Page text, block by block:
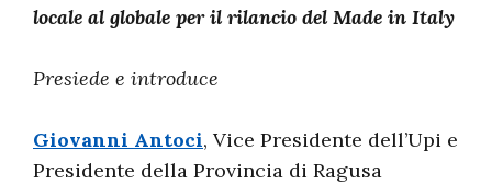
locale al globale per il rilancio del Made in Italy
Presiede e introduce
Giovanni Antoci, Vice Presidente dell’Upi e
Presidente della Provincia di Ragusa